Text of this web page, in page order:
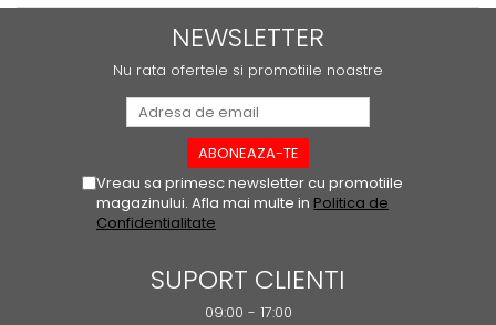
PREMIERE
NEWSLETTER
Nu rata ofertele si promotiile noastre
Vreau sa primesc newsletter cu promotiile
magazinului. Afla mai multe in Politica de
Confidentialitate
SUPORT CLIENTI
09:00 - 17:00